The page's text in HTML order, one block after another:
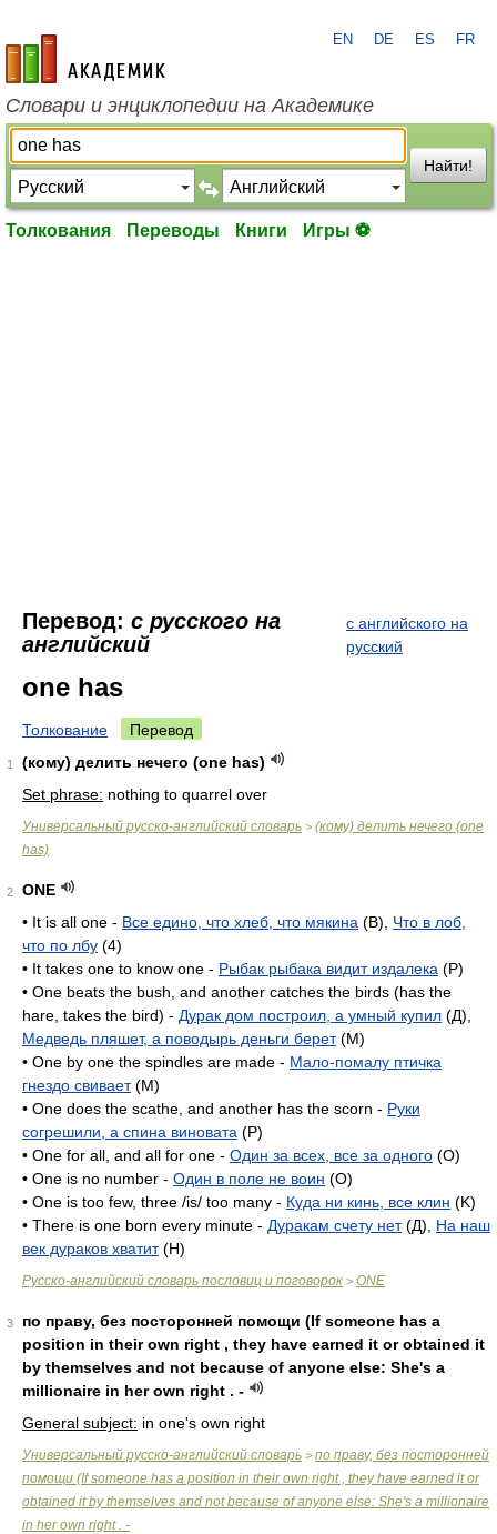
academic.ru
EN DE ES FR
Словари и энциклопедии на Академике
Найти!
Толкования Переводы Книги Игры ⚽
Перевод: с русского на
английский
с английского на
русский
one has
Толкование Перевод
1
(кому) делить нечего (one has)
Set phrase: nothing to quarrel over
Универсальный русско-английский словарь > (кому) делить нечего (one
has)
2
ONE
• It is all one - Все едино, что хлеб, что мякина (B), Что в лоб,
что по лбу (4)
• It takes one to know one - Рыбак рыбака видит издалека (P)
• One beats the bush, and another catches the birds (has the
hare, takes the bird) - Дурак дом построил, а умный купил (Д),
Медведь пляшет, а поводырь деньги берет(M)
• One by one the spindles are made - Мало-помалу птичка
гнездо свивает(M)
• One does the scathe, and another has the scorn - Руки
согрешили, а спина виновата (P)
• One for all, and all for one - Один за всех, все за одного (O)
• One is no number - Один в поле не воин (O)
• One is too few, three /is/ too many - Куда ни кинь, все клин (K)
• There is one born every minute - Дуракам счету нет(Д), На наш
век дураков хватит(H)
Русско-английский словарь пословиц и поговорок > ONE
3
по праву, без посторонней помощи (If someone has a
position in their own right , they have earned it or obtained it
by themselves and not because of anyone else: She's a
millionaire in her own right . -
General subject: in one's own right
Универсальный русско-английский словарь > по праву, без посторонней
помощи (If someone has a position in their own right , they have earned it or
obtained it by themselves and not because of anyone else: She's a millionaire
in her own right . -